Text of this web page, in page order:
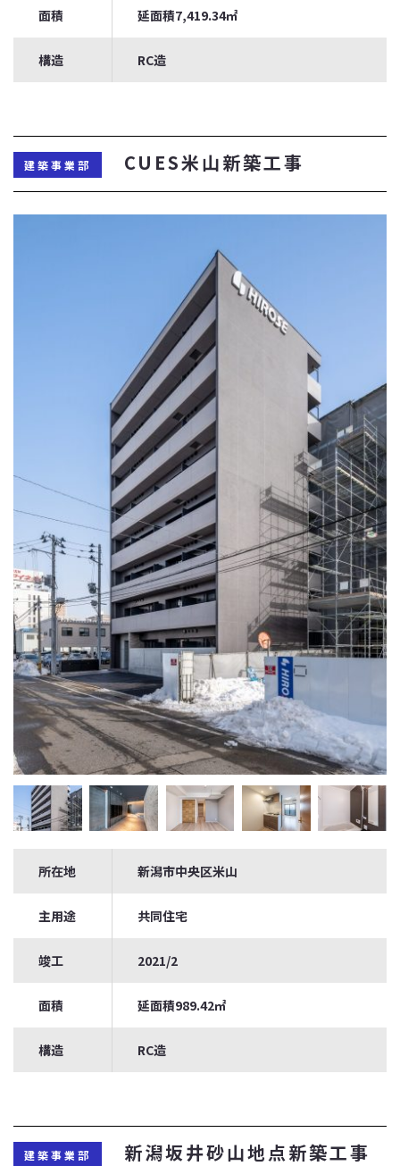
面積 延面積7,419.34㎡
構造 RC造
建築事業部 CUES米山新築工事
所在地 新潟市中央区米山
主用途 共同住宅
竣工 2021/2
面積 延面積989.42㎡
構造 RC造
建築事業部 新潟坂井砂山地点新築工事